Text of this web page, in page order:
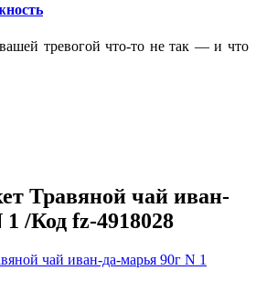
тревогой что-то не так — и что
Травяной чай иван-
1 /Код fz-4918028